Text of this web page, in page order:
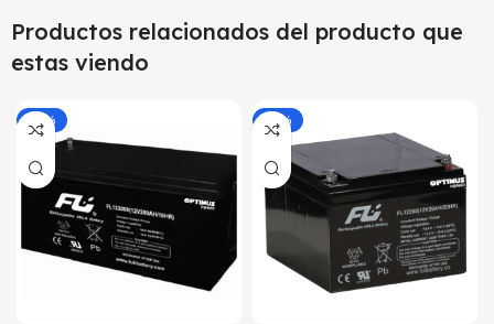
Productos relacionados del producto que
estas viendo
-25% -25%